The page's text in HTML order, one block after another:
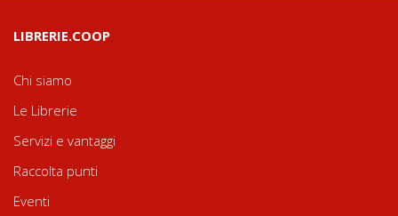
LIBRERIE.COOP
Chi siamo
Le Librerie
Servizi e vantaggi
Raccolta punti
Eventi